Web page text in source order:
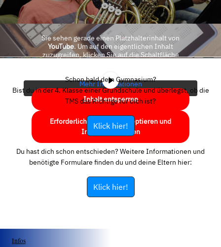
Sie sehen gerade einen Platzhalterinhalt von
YouTube. Um auf den eigentlichen Inhalt
zuzugreifen, klicken Sie auf die Schaltfläche
Mehr Informationen
Inhalt entsperren
Erforderlichen Service akzeptieren und
Inhalte entsperren
Schon bald dein Gymnasium?
Bist du in der 4. Klasse einer Grundschule und überlegst, ob die
TMS das Richtige für dich ist?
Klick hier!
Du hast dich schon entschieden? Weitere Informationen und
benötigte Formulare finden du und deine Eltern hier:
Klick hier!
Infos